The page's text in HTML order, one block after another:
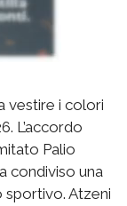
vestire i colori
L’accordo
Palio
condiviso una
Atzeni